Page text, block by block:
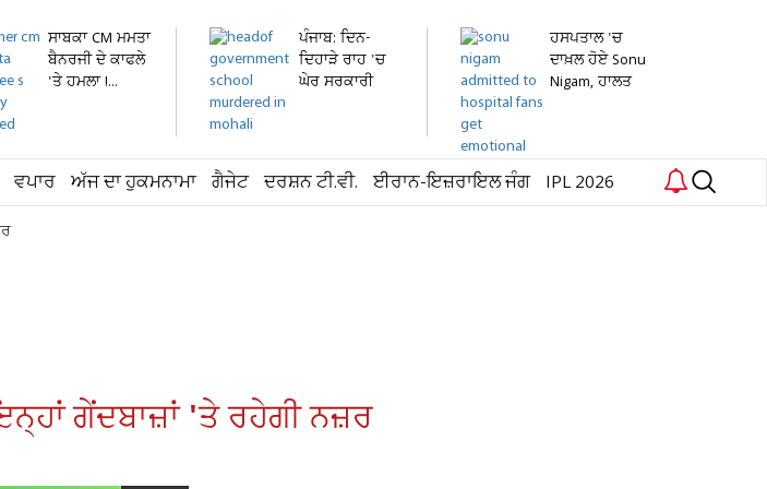
ਸਾਬਕਾ CM ਮਮਤਾ
ਬੈਨਰਜੀ ਦੇ ਕਾਫਲੇ
'ਤੇ ਹਮਲਾ !...
ਪੰਜਾਬ: ਦਿਨ-
ਦਿਹਾੜੇ ਰਾਹ 'ਚ
ਘੇਰ ਸਰਕਾਰੀ
ਹਸਪਤਾਲ 'ਚ
ਦਾਖ਼ਲ ਹੋਏ Sonu
Nigam, ਹਾਲਤ
ਵਪਾਰ ਅੱਜ ਦਾ ਹੁਕਮਨਾਮਾ ਗੈਜੇਟ ਦਰਸ਼ਨ ਟੀ.ਵੀ. ਈਰਾਨ-ਇਜ਼ਰਾਇਲ ਜੰਗ IPL 2026
ਗੇਂਦਬਾਜ਼ਾਂ 'ਤੇ ਰਹੇਗੀ ਨਜ਼ਰ